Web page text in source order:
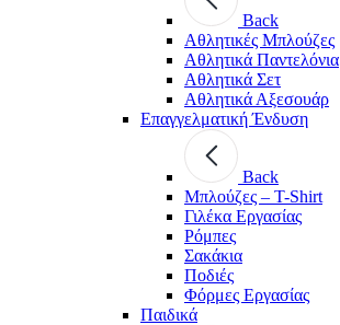
Back
Aθλητικές Μπλούζες
Αθλητικά Παντελόνια
Αθλητικά Σετ
Αθλητικά Αξεσουάρ
Επαγγελματική Ένδυση
Back
Μπλούζες – T-Shirt
Γιλέκα Εργασίας
Ρόμπες
Σακάκια
Ποδιές
Φόρμες Εργασίας
Παιδικά